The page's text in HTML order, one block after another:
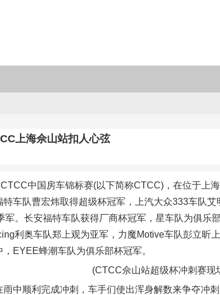
上海佘山站扣人心弦
中国房车锦标赛(以下简称CTCC)，在位于上
车队曹宏炜取得超级杯冠军，上汽大众333车队
军。长安福特车队获得厂商杯冠军，星车队为俱乐
利奥车队郑上观为亚军，力魔Motive车队彭立昕
EYEE蜂潮车队为俱乐部杯冠军。
(CTCC佘山站超级杯冲刺赛现
中顺利完成冲刺，车手们使出浑身解数来争夺冲